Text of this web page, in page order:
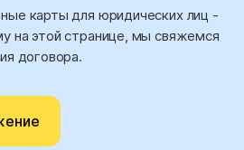
карты для юридических лиц -
на этой странице, мы свяжемся
договора.